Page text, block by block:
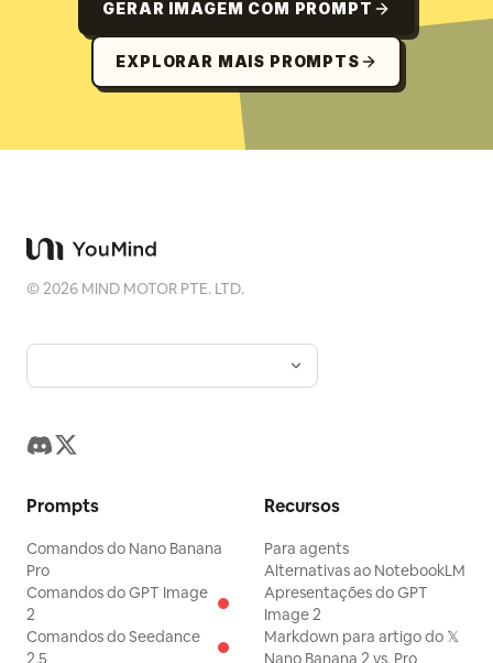
GERAR IMAGEM COM PROMPT
EXPLORAR MAIS PROMPTS
©2026 MIND MOTOR PTE. LTD.
Prompts
Comandos do Nano Banana
Pro
Comandos do GPT Image
2
Comandos do Seedance
2.5
Recursos
Para agents
Alternativas ao NotebookLM
Apresentações do GPT
Image 2
Markdown para artigo do 𝕏
Nano Banana 2 vs. Pro